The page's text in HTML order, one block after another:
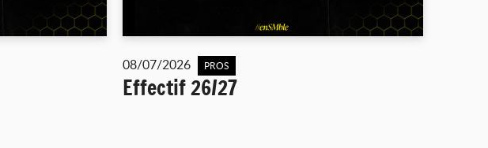
08/07/2026 PROS
Effectif 26/27